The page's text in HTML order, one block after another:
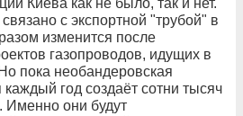
с экспортной "трубой" в
изменится после
газопроводов, идущих в
пока необандеровская
год создаёт сотни тысяч
Именно они будут